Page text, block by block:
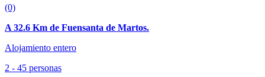
(0)
A 32.6 Km de Fuensanta de Martos.
Alojamiento entero
2 - 45 personas